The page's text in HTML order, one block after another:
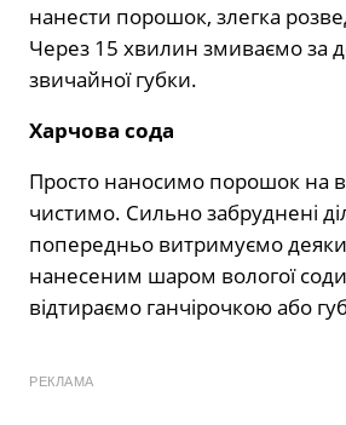
нанести порошок, злегка
Через 15 хвилин змиваємо за
звичайної губки.
Харчова сода
Просто наносимо порошок на
чистимо. Сильно забруднені
попередньо витримуємо
нанесеним шаром вологої
відтираємо ганчірочкою або
РЕКЛАМА